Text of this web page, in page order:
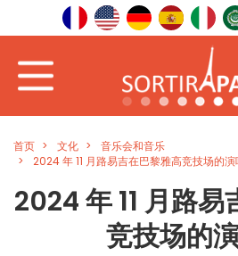
首页 文化
音乐会和音乐
2024 年 11 月路易吉在巴黎雅高竞技场的
2024 年 11 月路
竞技场的